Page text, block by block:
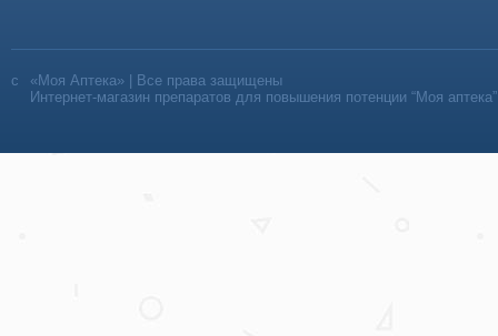
«Моя Аптека» | Все права защищены
Интернет-магазин препаратов для повышения потенции “Моя